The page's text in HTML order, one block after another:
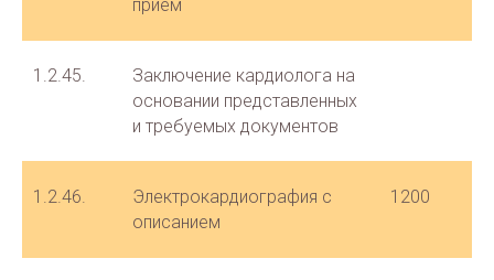
прием
1.2.45.
Заключение кардиолога на
основании представленных
и требуемых документов
1.2.46.
Электрокардиография с
описанием
1200